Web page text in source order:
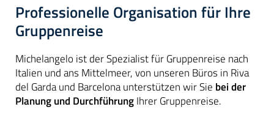
Professionelle Organisation für Ihre
Gruppenreise
Michelangelo ist der Spezialist für Gruppenreise nach
Italien und ans Mittelmeer, von unseren Büros in Riva
del Garda und Barcelona unterstützen wir Sie bei der
Planung und DurchführungIhrer Gruppenreise.